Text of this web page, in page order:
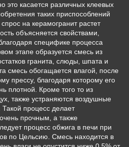
это касается различных клеевых
таких приспособлений
на керамогранит растет
объясняется свойствами,
специфике процесса
этапе образуется смесь из
гранита, слюды, шпата и
смесь обогащается влагой, после
прессу, благодаря которому его
плотной. Кроме того то из
также устраняются воздушные
процесс делает
прочным, а также
процесс обжига в печи при
по Цельсию. Смесь находится в